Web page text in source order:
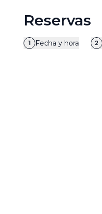
Reservas
1 Fecha y hora 2